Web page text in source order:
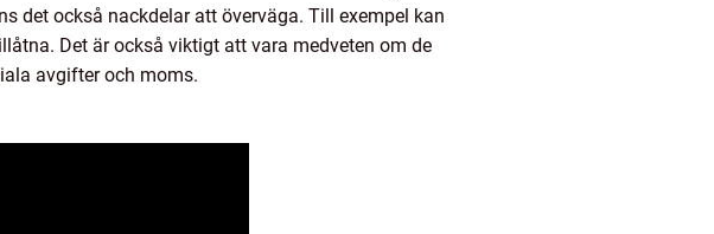
det också nackdelar att överväga. Till exempel kan
Det är också viktigt att vara medveten om de
avgifter och moms.